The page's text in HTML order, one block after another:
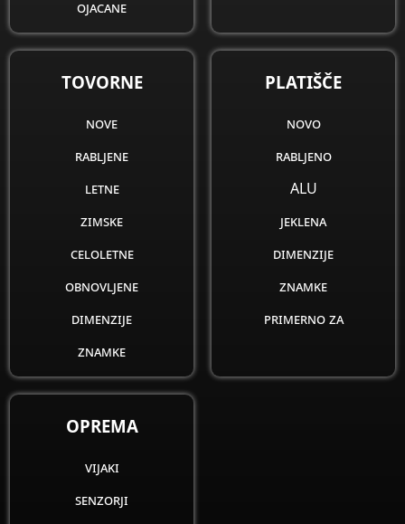
ojacane
obnovljene
dimenzije
TOVORNE
nove
rabljene
letne
zimske
celoletne
obnovljene
dimenzije
znamke
PLATIŠČE
novo
rabljeno
ALU
jeklena
dimenzije
znamke
primerno za
OPREMA
vijaki
senzorji